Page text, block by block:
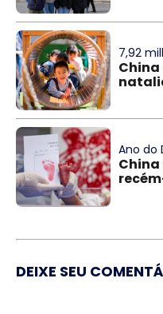
7,92
Ano do
DEIXE SEU